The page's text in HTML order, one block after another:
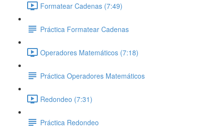
Formatear Cadenas (7:49)
Práctica Formatear Cadenas
Operadores Matemáticos (7:18)
Práctica Operadores Matemáticos
Redondeo (7:31)
Práctica Redondeo